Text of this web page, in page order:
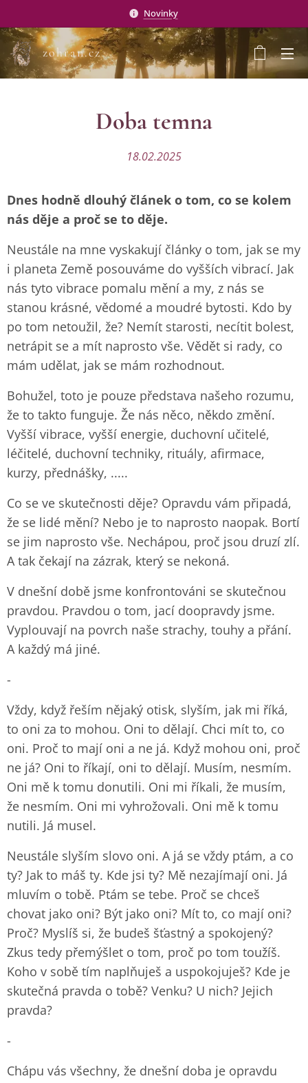
Novinky
zohran.cz
Doba temna
18.02.2025
Dnes hodně dlouhý článek o tom, co se kolem
nás děje a proč se to děje.
Neustále na mne vyskakují články o tom, jak se my
i planeta Země posouváme do vyšších vibrací. Jak
nás tyto vibrace pomalu mění a my, z nás se
stanou krásné, vědomé a moudré bytosti. Kdo by
po tom netoužil, že? Nemít starosti, necítit bolest,
netrápit se a mít naprosto vše. Vědět si rady, co
mám udělat, jak se mám rozhodnout.
Bohužel, toto je pouze představa našeho rozumu,
že to takto funguje. Že nás něco, někdo změní.
Vyšší vibrace, vyšší energie, duchovní učitelé,
léčitelé, duchovní techniky, rituály, afirmace,
kurzy, přednášky, .....
Co se ve skutečnosti děje? Opravdu vám připadá,
že se lidé mění? Nebo je to naprosto naopak. Bortí
se jim naprosto vše. Nechápou, proč jsou druzí zlí.
A tak čekají na zázrak, který se nekoná.
V dnešní době jsme konfrontováni se skutečnou
pravdou. Pravdou o tom, jací doopravdy jsme.
Vyplouvají na povrch naše strachy, touhy a přání.
A každý má jiné.
-
Vždy, když řeším nějaký otisk, slyším, jak mi říká,
to oni za to mohou. Oni to dělají. Chci mít to, co
oni. Proč to mají oni a ne já. Když mohou oni, proč
ne já? Oni to říkají, oni to dělají. Musím, nesmím.
Oni mě k tomu donutili. Oni mi říkali, že musím,
že nesmím. Oni mi vyhrožovali. Oni mě k tomu
nutili. Já musel.
Neustále slyším slovo oni. A já se vždy ptám, a co
ty? Jak to máš ty. Kde jsi ty? Mě nezajímají oni. Já
mluvím o tobě. Ptám se tebe. Proč se chceš
chovat jako oni? Být jako oni? Mít to, co mají oni?
Proč? Myslíš si, že budeš šťastný a spokojený?
Zkus tedy přemýšlet o tom, proč po tom toužíš.
Koho v sobě tím naplňuješ a uspokojuješ? Kde je
skutečná pravda o tobě? Venku? U nich? Jejich
pravda?
-
Chápu vás všechny, že dnešní doba je opravdu